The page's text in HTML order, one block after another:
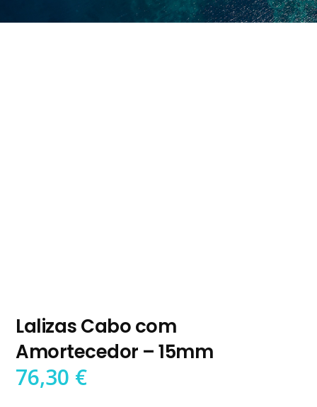
Lalizas Cabo com
Amortecedor – 15mm
76,30 €